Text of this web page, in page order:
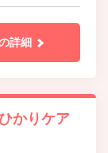
詳細
かりケア